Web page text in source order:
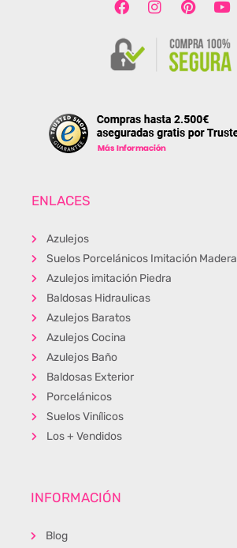
ENLACES
Azulejos
Suelos Porcelánicos Imitación Madera
Azulejos imitación Piedra
Baldosas Hidraulicas
Azulejos Baratos
Azulejos Cocina
Azulejos Baño
Baldosas Exterior
Porcelánicos
Suelos Vinílicos
Los + Vendidos
INFORMACIÓN
Blog